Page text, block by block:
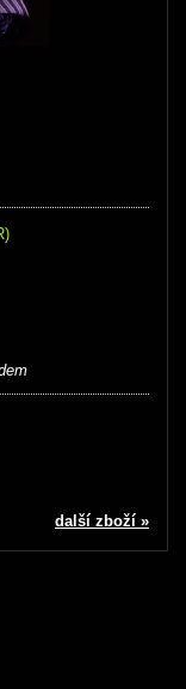
další zboží »